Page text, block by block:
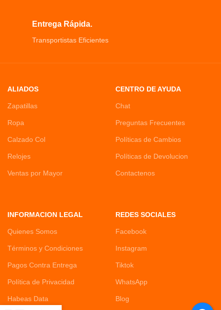
Entrega Rápida.
Transportistas Eficientes
ALIADOS
Zapatillas
Ropa
Calzado Col
Relojes
Ventas por Mayor
CENTRO DE AYUDA
Chat
Preguntas Frecuentes
Políticas de Cambios
Políticas de Devolucion
Contactenos
INFORMACION LEGAL
Quienes Somos
Términos y Condiciones
Pagos Contra Entrega
Política de Privacidad
Habeas Data
REDES SOCIALES
Facebook
Instagram
Tiktok
WhatsApp
Blog